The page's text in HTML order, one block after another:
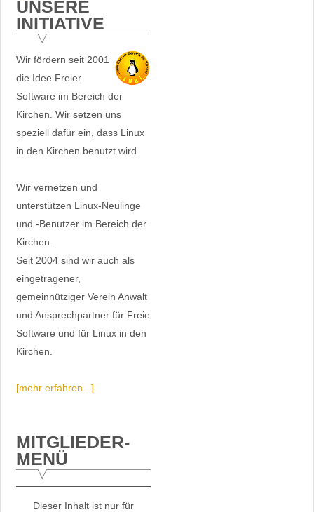
UNSERE
INITIATIVE
Wir fördern seit 2001
die Idee Freier
Software im Bereich der
Kirchen. Wir setzen uns
speziell dafür ein, dass Linux
in den Kirchen benutzt wird.
Wir vernetzen und
unterstützen Linux-Neulinge
und -Benutzer im Bereich der
Kirchen.
Seit 2004 sind wir auch als
eingetragener,
gemeinnütziger Verein Anwalt
und Ansprechpartner für Freie
Software und für Linux in den
Kirchen.
[mehr erfahren...]
MITGLIEDER-
MENÜ
Dieser Inhalt ist nur für